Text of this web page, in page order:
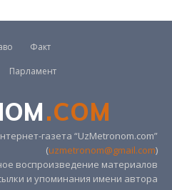
Факт
Парламент
.COM
газета “UzMetronom.com”
(uzmetronom@gmail.com)
воспроизведение материалов
и упоминания имени автора